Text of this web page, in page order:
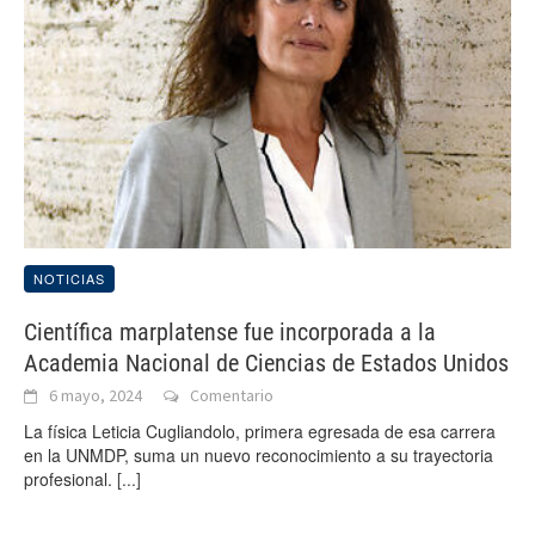
NOTICIAS
Científica marplatense fue incorporada a la
Academia Nacional de Ciencias de Estados Unidos
6 mayo, 2024 Comentario
La física Leticia Cugliandolo, primera egresada de esa carrera
en la UNMDP, suma un nuevo reconocimiento a su trayectoria
profesional. [...]